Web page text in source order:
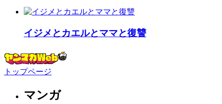
イジメとカエルとママと復讐
トップページ
マンガ